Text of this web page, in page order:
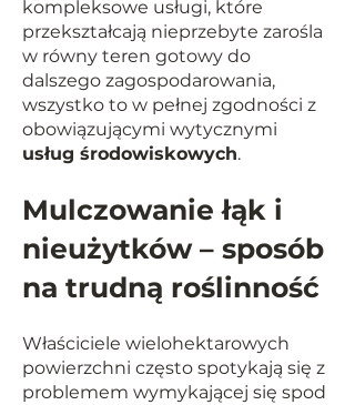
kompleksowe usługi, które
przekształcają nieprzebyte zarośla
w równy teren gotowy do
dalszego zagospodarowania,
wszystko to w pełnej zgodności z
obowiązującymi wytycznymi
usług środowiskowych.
Mulczowanie łąk i
nieużytków – sposób
na trudną roślinność
Właściciele wielohektarowych
powierzchni często spotykają się z
problemem wymykającej się spod